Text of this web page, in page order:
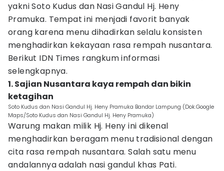
yakni Soto Kudus dan Nasi Gandul Hj. Heny
Pramuka. Tempat ini menjadi favorit banyak
orang karena menu dihadirkan selalu konsisten
menghadirkan kekayaan rasa rempah nusantara.
Berikut IDN Times rangkum informasi
selengkapnya.
1. Sajian Nusantara kaya rempah dan bikin
ketagihan
Soto Kudus dan Nasi Gandul Hj. Heny Pramuka Bandar Lampung (Dok.Google
Maps/Soto Kudus dan Nasi Gandul Hj. Heny Pramuka)
Warung makan milik Hj. Heny ini dikenal
menghadirkan beragam menu tradisional dengan
cita rasa rempah nusantara. Salah satu menu
andalannya adalah nasi gandul khas Pati.